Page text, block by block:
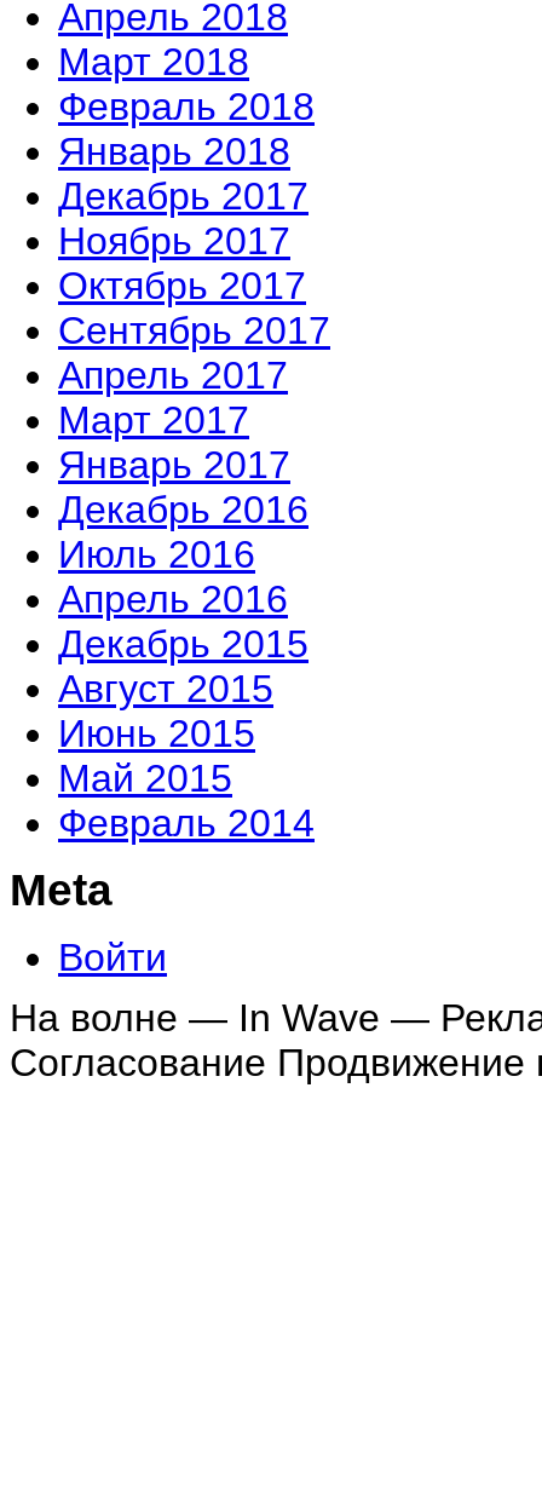
Апрель 2018
Март 2018
Февраль 2018
Январь 2018
Декабрь 2017
Ноябрь 2017
Октябрь 2017
Сентябрь 2017
Апрель 2017
Март 2017
Январь 2017
Декабрь 2016
Июль 2016
Апрель 2016
Декабрь 2015
Август 2015
Июнь 2015
Май 2015
Февраль 2014
Meta
Войти
На волне — In Wave —
Согласование Продвижение